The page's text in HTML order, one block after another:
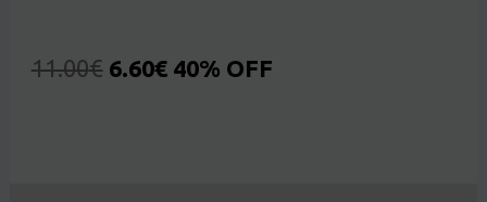
11.00€ 6.60€ 40% OFF